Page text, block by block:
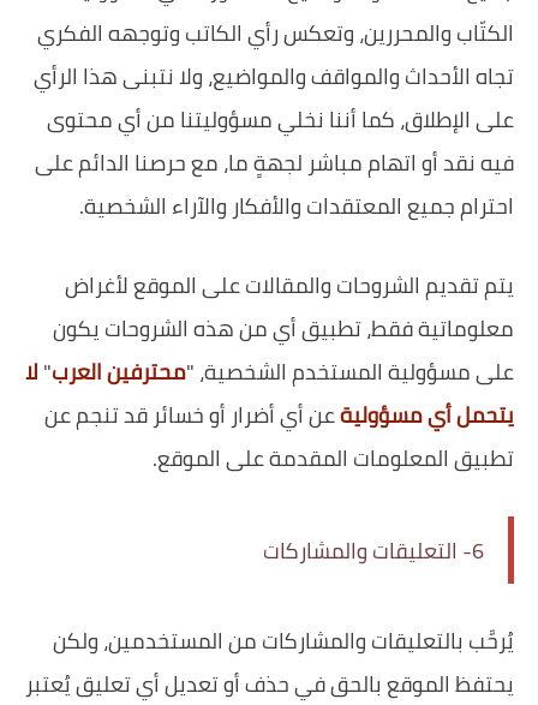
الكتّاب والمحررين، وتعكس رأي الكاتب وتوجهه الفكري
تجاه الأحداث والمواقف والمواضيع، ولا نتبنى هذا الرأي
على الإطلاق، كما أننا نخلي مسؤوليتنا من أي محتوى
فيه نقد أو اتهام مباشر لجهةٍ ما، مع حرصنا الدائم على
احترام جميع المعتقدات والأفكار والآراء الشخصية.
يتم تقديم الشروحات والمقالات على الموقع لأغراض
معلوماتية فقط، تطبيق أي من هذه الشروحات يكون
على مسؤولية المستخدم الشخصية، "محترفين العرب"لا
يتحمل أي مسؤوليةعن أي أضرار أو خسائر قد تنجم عن
تطبيق المعلومات المقدمة على الموقع.
6- التعليقات والمشاركات
يُرحَّب بالتعليقات والمشاركات من المستخدمين، ولكن
يحتفظ الموقع بالحق في حذف أو تعديل أي تعليق يُعتبر